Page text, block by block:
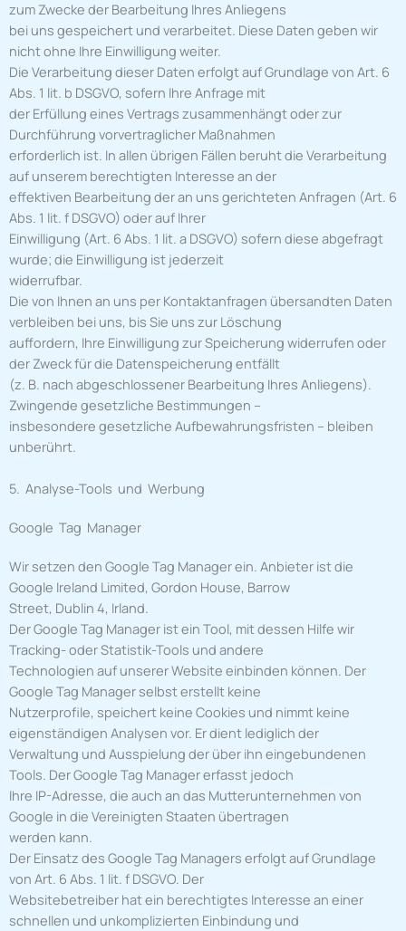
zum Zwecke der Bearbeitung Ihres Anliegens
bei uns gespeichert und verarbeitet. Diese Daten geben wir
nicht ohne Ihre Einwilligung weiter.
Die Verarbeitung dieser Daten erfolgt auf Grundlage von Art. 6
Abs. 1 lit. b DSGVO, sofern Ihre Anfrage mit
der Erfüllung eines Vertrags zusammenhängt oder zur
Durchführung vorvertraglicher Maßnahmen
erforderlich ist. In allen übrigen Fällen beruht die Verarbeitung
auf unserem berechtigten Interesse an der
effektiven Bearbeitung der an uns gerichteten Anfragen (Art. 6
Abs. 1 lit. f DSGVO) oder auf Ihrer
Einwilligung (Art. 6 Abs. 1 lit. a DSGVO) sofern diese abgefragt
wurde; die Einwilligung ist jederzeit
widerrufbar.
Die von Ihnen an uns per Kontaktanfragen übersandten Daten
verbleiben bei uns, bis Sie uns zur Löschung
auffordern, Ihre Einwilligung zur Speicherung widerrufen oder
der Zweck für die Datenspeicherung entfällt
(z. B. nach abgeschlossener Bearbeitung Ihres Anliegens).
Zwingende gesetzliche Bestimmungen –
insbesondere gesetzliche Aufbewahrungsfristen – bleiben
unberührt.
5. Analyse-Tools und Werbung
Google Tag Manager
Wir setzen den Google Tag Manager ein. Anbieter ist die
Google Ireland Limited, Gordon House, Barrow
Street, Dublin 4, Irland.
Der Google Tag Manager ist ein Tool, mit dessen Hilfe wir
Tracking- oder Statistik-Tools und andere
Technologien auf unserer Website einbinden können. Der
Google Tag Manager selbst erstellt keine
Nutzerprofile, speichert keine Cookies und nimmt keine
eigenständigen Analysen vor. Er dient lediglich der
Verwaltung und Ausspielung der über ihn eingebundenen
Tools. Der Google Tag Manager erfasst jedoch
Ihre IP-Adresse, die auch an das Mutterunternehmen von
Google in die Vereinigten Staaten übertragen
werden kann.
Der Einsatz des Google Tag Managers erfolgt auf Grundlage
von Art. 6 Abs. 1 lit. f DSGVO. Der
Websitebetreiber hat ein berechtigtes Interesse an einer
schnellen und unkomplizierten Einbindung und